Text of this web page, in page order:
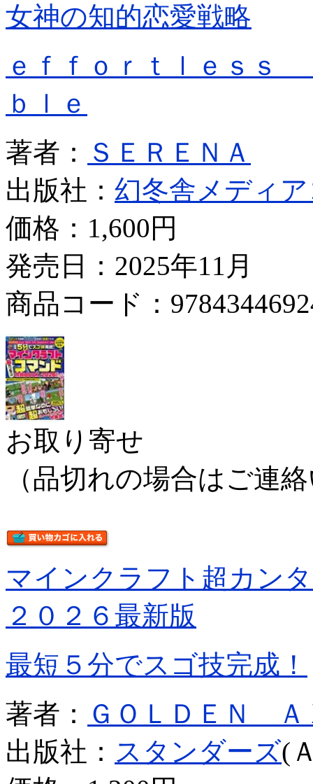
女神の知的恋愛戦略
ｅｆｆｏｒｔｌｅｓｓ
ｂｌｅ
著者：
ＳＥＲＥＮＡ
出版社： 幻冬舎メディ
価格： 1,600円
発売日：2025年11月
商品コード：
お取り寄せ
（品切れの場合はご連
マインクラフト超カン
２０２６最新版
最短５分でスゴ技完成！
著者： ＧＯＬＤＥＮ Ａ
出版社： スタンダーズ(